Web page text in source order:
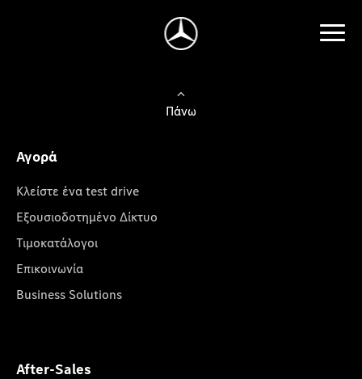
Πάνω
Αγορά
Κλείστε ένα test drive
Εξουσιοδοτημένο Δίκτυο
Τιμοκατάλογοι
Επικοινωνία
Business Solutions
After-Sales